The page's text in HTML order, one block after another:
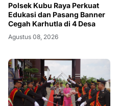
Polsek Kubu Raya Perkuat
Edukasi dan Pasang Banner
Cegah Karhutla di 4 Desa
Agustus 08, 2026